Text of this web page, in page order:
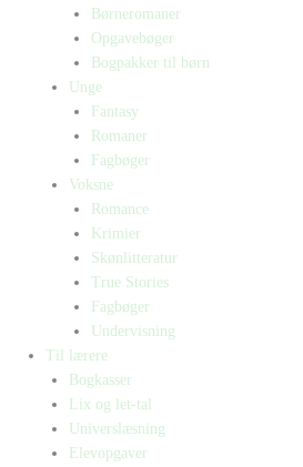
Børneromaner
Opgavebøger
Bogpakker til børn
Unge
Fantasy
Romaner
Fagbøger
Voksne
Romance
Krimier
Skønlitteratur
True Stories
Fagbøger
Undervisning
Til lærere
Bogkasser
Lix og let-tal
Universlæsning
Elevopgaver